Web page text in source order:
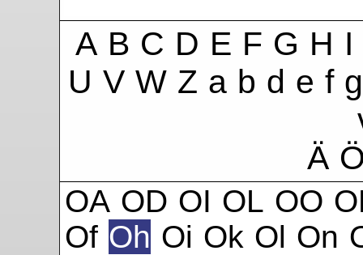
A B C D E F G H I
U V W Z a b d e f g
Ä
OA OD OI OL OO
Of Oh Oi Ok Ol On